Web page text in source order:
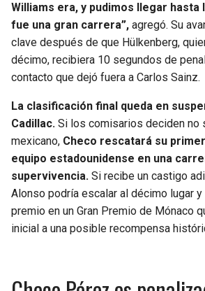
Williams era, y pudimos llegar hasta
fue una gran carrera”, agregó. Su
clave después de que Hülkenberg,
décimo, recibiera 10 segundos de
contacto que dejó fuera a Carlos Sainz.
La clasificación final queda en
Cadillac. Si los comisarios deciden no
mexicano, Checo rescatará su
equipo estadounidense en una
supervivencia. Si recibe un castigo
Alonso podría escalar al décimo lugar
premio en un Gran Premio de Mónaco
inicial a una posible recompensa